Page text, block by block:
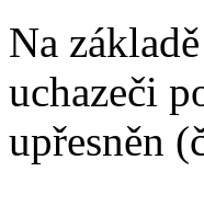
Na
uchazeči
upřesněn